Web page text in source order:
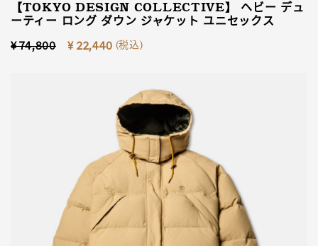
【TOKYO DESIGN COLLECTIVE】 ヘビー デュ
ーティー ロング ダウン ジャケット ユニセックス
Price reduced from
¥ 74,800to ¥ 22,440 (税込)